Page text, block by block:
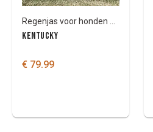
KENTUCKY
€ 79.99